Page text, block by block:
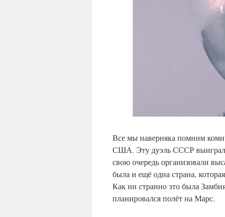
Все мы наверняка помним
США. Эту дуэль СССР
свою очередь организовали
была и ещё одна страна,
Как ни странно это была
планировался полёт на Марс.